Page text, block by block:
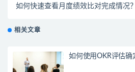
如何快速查看月度绩效比对完成情况
相关文章
如何使用OKR评估确